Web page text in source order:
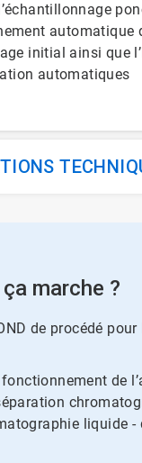
automatique
initial ainsi que
automatiques
marche ?
de procédé
de
liquide -